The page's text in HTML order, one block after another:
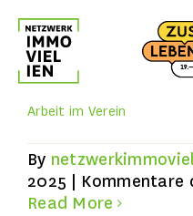
content
Arbeit im Verein
By
2025 |
Read More